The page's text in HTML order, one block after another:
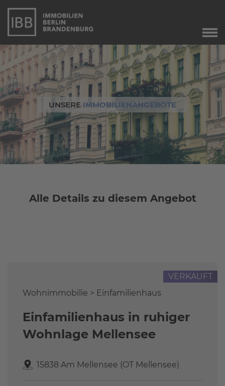
Start
Verkauf
Immobilienverkauf
Marketing
Immobilienbewertung
Unser Service
Leibrente
Dringend gesucht
Angebote
Leistungen
Stellenangebote
Kontakt
UNSERE IMMOBILIENANGEBOTE
Alle Details zu diesem Angebot
Wohnimmobilie > Einfamilienhaus
VERKAUFT
Einfamilienhaus in ruhiger
Wohnlage Mellensee
15838 Am Mellensee (OT Mellensee)